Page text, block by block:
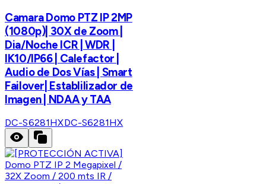
Camara Domo PTZ IP 2MP
(1080p)| 30X de Zoom |
Dia/Noche ICR | WDR |
IK10/IP66 | Calefactor |
Audio de Dos Vías | Smart
Failover| Establilizador de
Imagen | NDAA y TAA
DC-S6281HXDC-S6281HX